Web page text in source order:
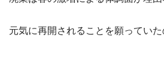
元気に再開されることを願っていた